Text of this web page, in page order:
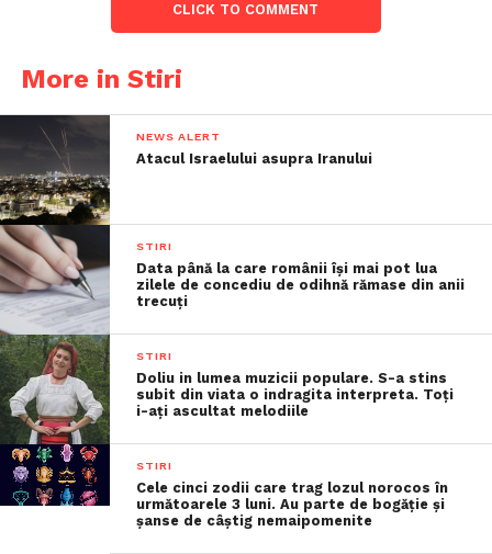
CLICK TO COMMENT
More in Stiri
NEWS ALERT
Atacul Israelului asupra Iranului
STIRI
Data până la care românii îşi mai pot lua
zilele de concediu de odihnă rămase din anii
trecuţi
STIRI
Doliu in lumea muzicii populare. S-a stins
subit din viata o indragita interpreta. Toți
i-ați ascultat melodiile
STIRI
Cele cinci zodii care trag lozul norocos în
următoarele 3 luni. Au parte de bogăție și
șanse de câștig nemaipomenite